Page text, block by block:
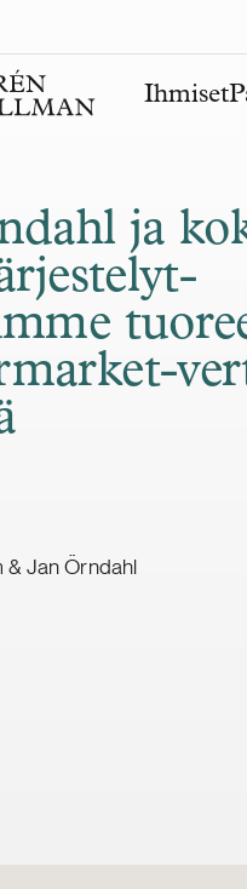
Ihmiset
ja
& Jan Örndahl